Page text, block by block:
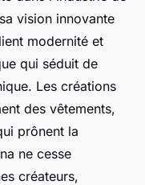
vision innovante
modernité et
qui séduit de
Les créations
des vêtements,
prônent la
ne cesse
créateurs,